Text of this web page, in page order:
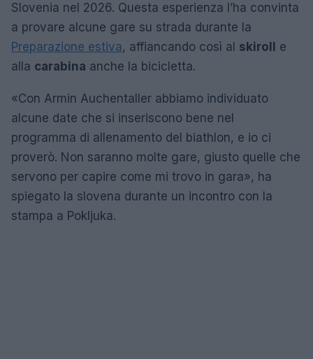
Slovenia nel 2026. Questa esperienza l’ha convinta
a provare alcune gare su strada durante la
Preparazione estiva, affiancando così al skiroll
e
alla carabina anche la bicicletta.
«Con Armin Auchentaller abbiamo individuato
alcune date che si inseriscono bene nel
programma di allenamento del biathlon, e io ci
proverò. Non saranno molte gare, giusto quelle che
servono per capire come mi trovo in gara», ha
spiegato la slovena durante un incontro con la
stampa a Pokljuka.